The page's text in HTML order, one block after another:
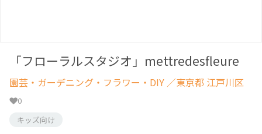
「フローラルスタジオ」mettredesfleure
園芸・ガーデニング・フラワー・DIY ／東京都 江戸川区
0
キッズ向け